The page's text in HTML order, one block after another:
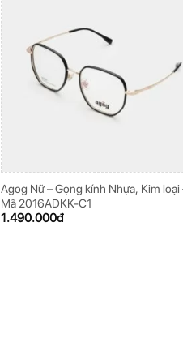
Agog Nữ – Gọng kính Nhựa, Kim loại
Mã 2016ADKK-C1
1.490.000đ